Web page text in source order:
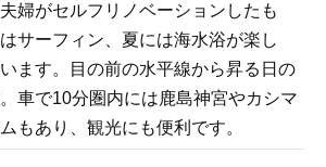
婦がセルフリノベーションしたも
サーフィン、夏には海水浴が楽し
ます。目の前の水平線から昇る日の
車で10分圏内には鹿島神宮やカシマ
もあり、観光にも便利です。